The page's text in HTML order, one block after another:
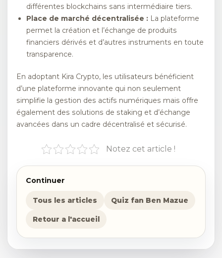
différentes blockchains sans intermédiaire tiers.
Place de marché décentralisée : La plateforme
permet la création et l’échange de produits
financiers dérivés et d’autres instruments en toute
transparence.
En adoptant Kira Crypto, les utilisateurs bénéficient
d’une plateforme innovante qui non seulement
simplifie la gestion des actifs numériques mais offre
également des solutions de staking et d’échange
avancées dans un cadre décentralisé et sécurisé.
Notez cet article !
Continuer
Tous les articles Quiz fan Ben Mazue
Retour a l'accueil